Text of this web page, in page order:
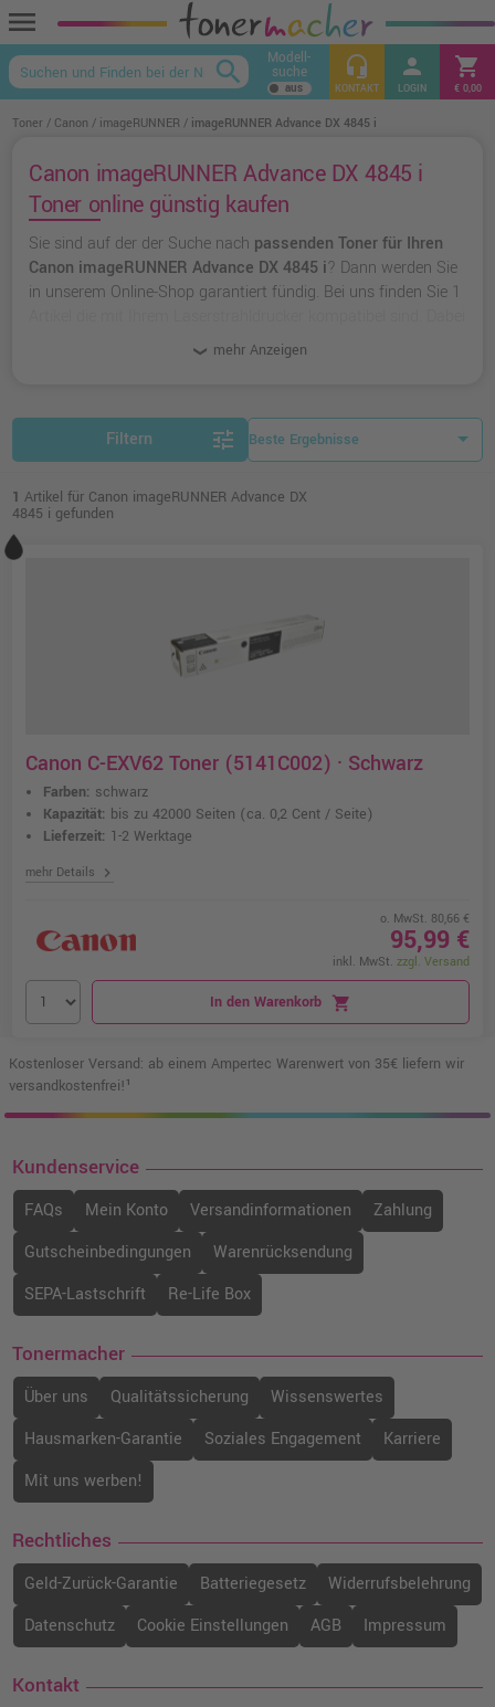
menu
keyboard_arrow_up
search Modell-
suche headset_mic
KONTAKT
person
LOGIN
shopping_cart
€ 0,00
Toner Canon imageRUNNER imageRUNNER Advance DX 4845 i
Canon imageRUNNER Advance DX 4845 i
Toner online günstig kaufen
Sie sind auf der der Suche nach passenden Toner für Ihren
Canon imageRUNNER Advance DX 4845 i? Dann werden Sie
in unserem Online-Shop garantiert fündig. Bei uns finden Sie 1
originalen Toner von Canon
greifen.
mehr Anzeigen
Filtern tune
1 Artikel für Canon imageRUNNER Advance DX
4845 i gefunden
Canon C-EXV62 Toner (5141C002) · Schwarz
Farben: schwarz
Kapazität: bis zu 42000 Seiten (ca. 0,2 Cent / Seite)
Lieferzeit: 1-2 Werktage
mehr Details chevron_right
o. MwSt. 80,66 €
95,99 €
inkl. MwSt. zzgl. Versand
In den Warenkorb shopping_cart
Kostenloser Versand: ab einem Ampertec Warenwert von 35€ liefern wir
versandkostenfrei!¹
Kundenservice
FAQs Mein Konto Versandinformationen
Zahlung
Gutscheinbedingungen
Warenrücksendung
SEPA-Lastschrift
Re-Life Box
Tonermacher
Über uns Qualitätssicherung
Wissenswertes
Hausmarken-Garantie
Soziales Engagement
Karriere
Mit uns werben!
Rechtliches
Geld-Zurück-Garantie Batteriegesetz
Widerrufsbelehrung
Datenschutz
Cookie Einstellungen AGB Impressum
Kontakt